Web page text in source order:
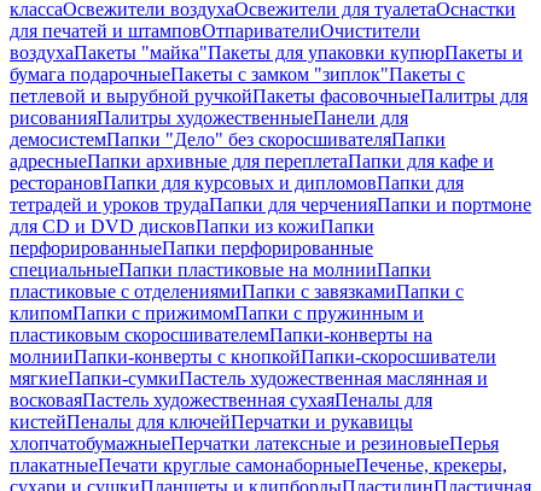
классаОсвежители воздухаОсвежители для туалетаОснастки
для печатей и штамповОтпаривателиОчистители
воздухаПакеты "майка"Пакеты для упаковки купюрПакеты и
бумага подарочныеПакеты с замком "зиплок"Пакеты с
петлевой и вырубной ручкойПакеты фасовочныеПалитры для
рисованияПалитры художественныеПанели для
демосистемПапки "Дело" без скоросшивателяПапки
адресныеПапки архивные для переплетаПапки для кафе и
ресторановПапки для курсовых и дипломовПапки для
тетрадей и уроков трудаПапки для черченияПапки и портмоне
для CD и DVD дисковПапки из кожиПапки
перфорированныеПапки перфорированные
специальныеПапки пластиковые на молнииПапки
пластиковые с отделениямиПапки с завязкамиПапки с
клипомПапки с прижимомПапки с пружинным и
пластиковым скоросшивателемПапки-конверты на
молнииПапки-конверты с кнопкойПапки-скоросшиватели
мягкиеПапки-сумкиПастель художественная маслянная и
восковаяПастель художественная сухаяПеналы для
кистейПеналы для ключейПерчатки и рукавицы
хлопчатобумажныеПерчатки латексные и резиновыеПерья
плакатныеПечати круглые самонаборныеПеченье, крекеры,
сухари и сушкиПланшеты и клипбордыПластилинПластичная